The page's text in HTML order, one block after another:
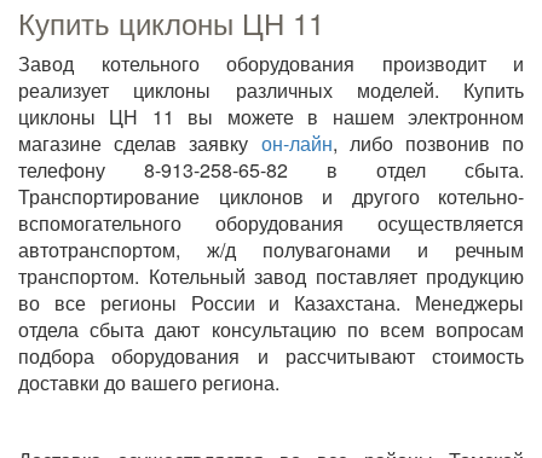
Купить циклоны ЦН 11
Завод котельного оборудования производит и
реализует циклоны различных моделей. Купить
циклоны ЦН 11 вы можете в нашем электронном
магазине сделав заявку он-лайн, либо позвонив по
телефону 8-913-258-65-82 в отдел сбыта.
Транспортирование циклонов и другого котельно-
вспомогательного оборудования осуществляется
автотранспортом, ж/д полувагонами и речным
транспортом. Котельный завод поставляет продукцию
во все регионы России и Казахстана. Менеджеры
отдела сбыта дают консультацию по всем вопросам
подбора оборудования и рассчитывают стоимость
доставки до вашего региона.